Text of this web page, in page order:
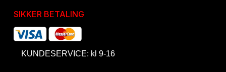
SIKKER BETALING
KUNDESERVICE: kl 9-16